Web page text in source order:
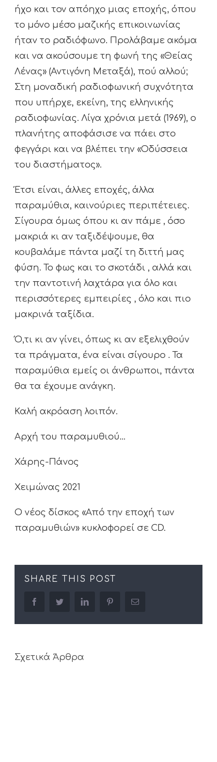
ήχο και τον απόηχο μιας εποχής, όπου
το μόνο μέσο μαζικής επικοινωνίας
ήταν το ραδιόφωνο. Προλάβαμε ακόμα
και να ακούσουμε τη φωνή της «Θείας
Λένας» (Αντιγόνη Μεταξά), πού αλλού;
Στη μοναδική ραδιοφωνική συχνότητα
που υπήρχε, εκείνη, της ελληνικής
ραδιοφωνίας. Λίγα χρόνια μετά (1969), ο
πλανήτης αποφάσισε να πάει στο
φεγγάρι και να βλέπει την «Οδύσσεια
του διαστήματος».
Έτσι είναι, άλλες εποχές, άλλα
παραμύθια, καινούριες περιπέτειες.
Σίγουρα όμως όπου κι αν πάμε , όσο
μακριά κι αν ταξιδέψουμε, θα
κουβαλάμε πάντα μαζί τη διττή μας
φύση. Το φως και το σκοτάδι , αλλά και
την παντοτινή λαχτάρα για όλο και
περισσότερες εμπειρίες , όλο και πιο
μακρινά ταξίδια.
Ό,τι κι αν γίνει, όπως κι αν εξελιχθούν
τα πράγματα, ένα είναι σίγουρο . Τα
παραμύθια εμείς οι άνθρωποι, πάντα
θα τα έχουμε ανάγκη.
Καλή ακρόαση λοιπόν.
Αρχή του παραμυθιού…
Χάρης-Πάνος
Χειμώνας 2021
Ο νέος δίσκος «Από την εποχή των
παραμυθιών» κυκλοφορεί σε CD.
SHARE THIS POST
facebooktwitter linkedin pinterestEmail
Σχετικά Άρθρα